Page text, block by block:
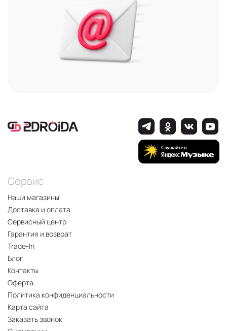
Сервис
Наши магазины
Доставка и оплата
Сервисный центр
Гарантия и возврат
Trade-In
Блог
Контакты
Оферта
Политика конфиденциальности
Карта сайта
Заказать звонок